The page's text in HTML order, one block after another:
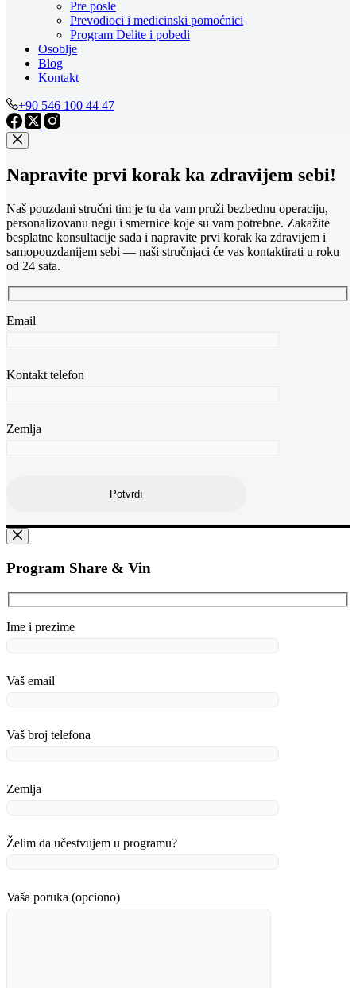
Pre posle
Prevodioci i medicinski pomoćnici
Program Delite i pobedi
Osoblje
Blog
Kontakt
+90 546 100 44 47
Napravite prvi korak ka zdravijem sebi!
Naš pouzdani stručni tim je tu da vam pruži bezbednu operaciju,
personalizovanu negu i smernice koje su vam potrebne. Zakažite
besplatne konsultacije sada i napravite prvi korak ka zdravijem i
samopouzdanijem sebi — naši stručnjaci će vas kontaktirati u roku
od 24 sata.
Email
Kontakt telefon
Zemlja
Program Share & Vin
Ime i prezime
Vaš email
Vaš broj telefona
Zemlja
Želim da učestvujem u programu?
Vaša poruka (opciono)